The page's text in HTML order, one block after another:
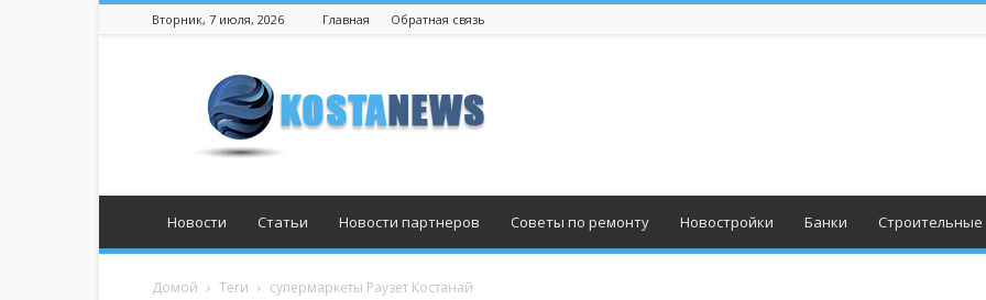
Вторник, 7 июля, 2026 Главная Обратная связь
Новости Статьи Новости партнеров Советы по ремонту Новостройки Банки
Домой Теги супермаркеты Раузет Костанай